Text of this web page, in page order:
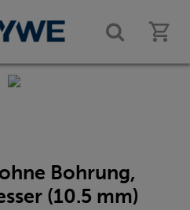
Bohrung,
(10.5 mm)